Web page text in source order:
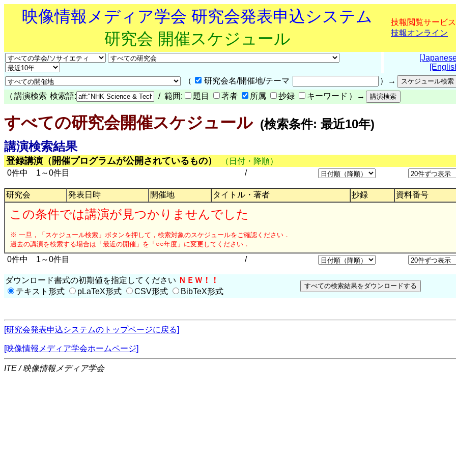
映像情報メディア学会 研究会発表申込システム
研究会 開催スケジュール
技報閲覧サービス
技報オンライン
（
研究会名/開催地/テーマ
）→
（ 講演検索 検索語: / 範囲: 題目 著者 所属 抄録 キーワード ）→
すべての研究会開催スケジュール(検索条件: 最近10年)
講演検索結果
登録講演（開催プログラムが公開されているもの）
（日付・降順）
0件中 1～0件目
/
研究会 発表日時 開催地 タイトル・著者 抄録 資料番号
この条件では講演が見つかりませんでした
※ 一旦，「スケジュール検索」ボタンを押して，検索対象のスケジュールをご確認ください．
過去の講演を検索する場合は「最近の開催」を「○○年度」に変更してください．
0件中 1～0件目 /
ダウンロード書式の初期値を指定してください ＮＥＷ！！
テキスト形式
pLaTeX形式 CSV形式 BibTeX形式
[研究会発表申込システムのトップページに戻る]
[映像情報メディア学会ホームページ]
ITE / 映像情報メディア学会